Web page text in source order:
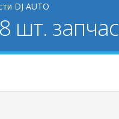
DJ AUTO
шт.